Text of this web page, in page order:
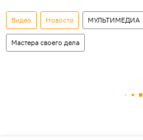
Видео Новости МУЛЬТИМЕДИА
Мастера своего дела